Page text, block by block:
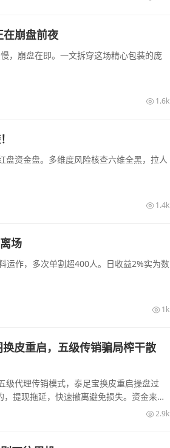
在崩盘前夜
，崩盘在即。一文拆穿这场精心包装的庞
1.6k
资金盘。多维度风险核查六维全黑，拉人
1.4k
场
运作，多次单割超400人。日收益2%实为数
1k
皮重启，五级传销骗局榨干散
级代理传销模式，泰足宝换皮重启操盘过
提现拖延，快速撤离避免损失。资金来源
2.9k